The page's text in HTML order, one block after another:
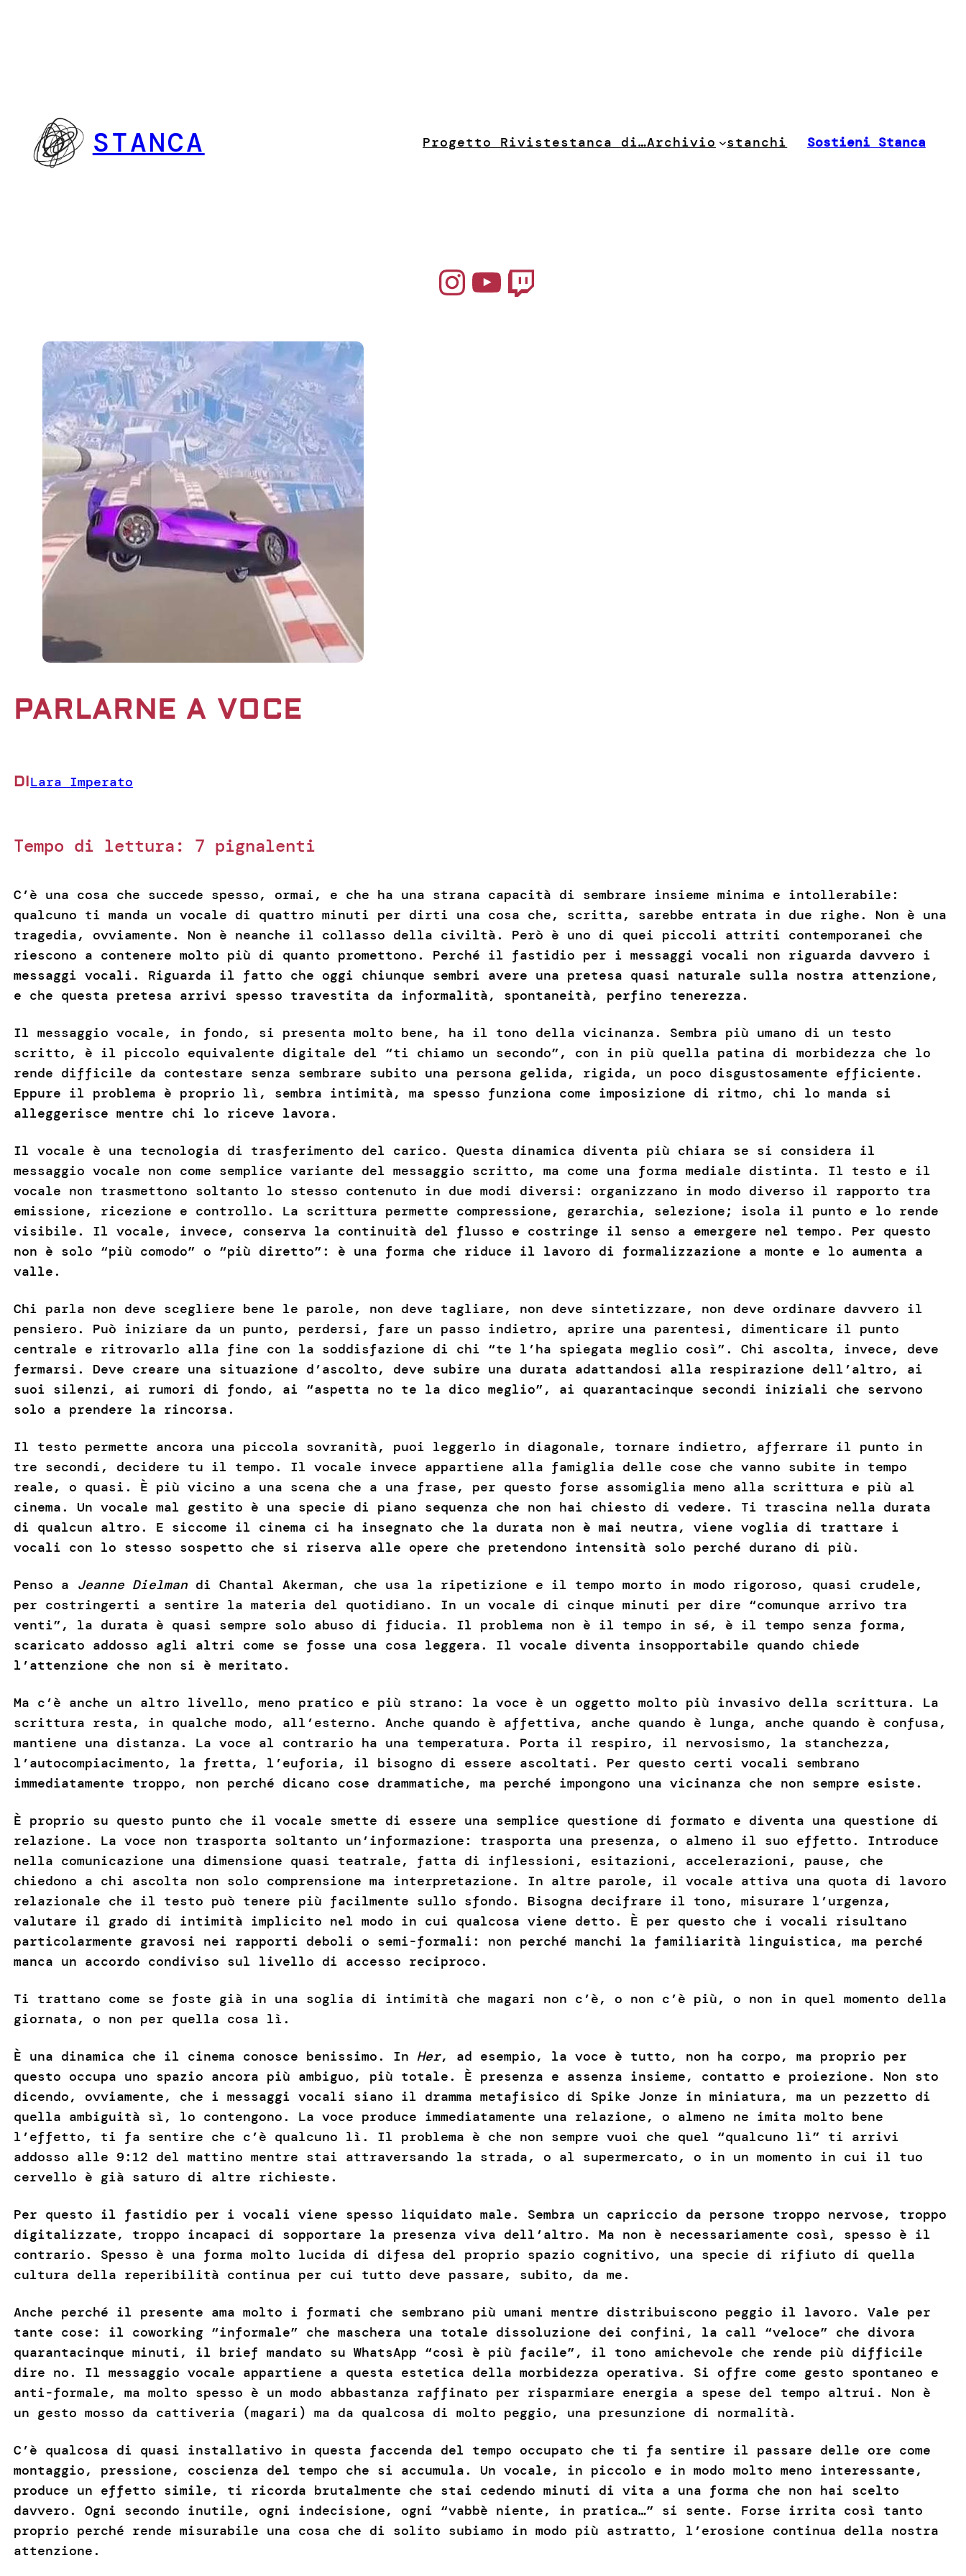
STANCA Progetto Rivistestanca di…Archivio stanchi Sostieni Stanca
Instagram YouTube Twitch
PARLARNE A VOCE
DILara Imperato
Tempo di lettura: 7 pignalenti
C’è una cosa che succede spesso, ormai, e che ha una strana capacità di sembrare insieme minima e intollerabile:
qualcuno ti manda un vocale di quattro minuti per dirti una cosa che, scritta, sarebbe entrata in due righe. Non è una
tragedia, ovviamente. Non è neanche il collasso della civiltà. Però è uno di quei piccoli attriti contemporanei che
riescono a contenere molto più di quanto promettono. Perché il fastidio per i messaggi vocali non riguarda davvero i
messaggi vocali. Riguarda il fatto che oggi chiunque sembri avere una pretesa quasi naturale sulla nostra attenzione,
e che questa pretesa arrivi spesso travestita da informalità, spontaneità, perfino tenerezza.
Il messaggio vocale, in fondo, si presenta molto bene, ha il tono della vicinanza. Sembra più umano di un testo
scritto, è il piccolo equivalente digitale del “ti chiamo un secondo”, con in più quella patina di morbidezza che lo
rende difficile da contestare senza sembrare subito una persona gelida, rigida, un poco disgustosamente efficiente.
Eppure il problema è proprio lì, sembra intimità, ma spesso funziona come imposizione di ritmo, chi lo manda si
alleggerisce mentre chi lo riceve lavora.
Il vocale è una tecnologia di trasferimento del carico. Questa dinamica diventa più chiara se si considera il
messaggio vocale non come semplice variante del messaggio scritto, ma come una forma mediale distinta. Il testo e il
vocale non trasmettono soltanto lo stesso contenuto in due modi diversi: organizzano in modo diverso il rapporto tra
emissione, ricezione e controllo. La scrittura permette compressione, gerarchia, selezione; isola il punto e lo rende
visibile. Il vocale, invece, conserva la continuità del flusso e costringe il senso a emergere nel tempo. Per questo
non è solo “più comodo” o “più diretto”: è una forma che riduce il lavoro di formalizzazione a monte e lo aumenta a
valle.
Chi parla non deve scegliere bene le parole, non deve tagliare, non deve sintetizzare, non deve ordinare davvero il
pensiero. Può iniziare da un punto, perdersi, fare un passo indietro, aprire una parentesi, dimenticare il punto
centrale e ritrovarlo alla fine con la soddisfazione di chi “te l’ha spiegata meglio così”. Chi ascolta, invece, deve
fermarsi. Deve creare una situazione d’ascolto, deve subire una durata adattandosi alla respirazione dell’altro, ai
suoi silenzi, ai rumori di fondo, ai “aspetta no te la dico meglio”, ai quarantacinque secondi iniziali che servono
solo a prendere la rincorsa.
Il testo permette ancora una piccola sovranità, puoi leggerlo in diagonale, tornare indietro, afferrare il punto in
tre secondi, decidere tu il tempo. Il vocale invece appartiene alla famiglia delle cose che vanno subite in tempo
reale, o quasi. È più vicino a una scena che a una frase, per questo forse assomiglia meno alla scrittura e più al
cinema. Un vocale mal gestito è una specie di piano sequenza che non hai chiesto di vedere. Ti trascina nella durata
di qualcun altro. E siccome il cinema ci ha insegnato che la durata non è mai neutra, viene voglia di trattare i
vocali con lo stesso sospetto che si riserva alle opere che pretendono intensità solo perché durano di più.
Penso a Jeanne Dielmandi Chantal Akerman, che usa la ripetizione e il tempo morto in modo rigoroso, quasi crudele,
per costringerti a sentire la materia del quotidiano. In un vocale di cinque minuti per dire “comunque arrivo tra
venti”, la durata è quasi sempre solo abuso di fiducia. Il problema non è il tempo in sé, è il tempo senza forma,
scaricato addosso agli altri come se fosse una cosa leggera. Il vocale diventa insopportabile quando chiede
l’attenzione che non si è meritato.
Ma c’è anche un altro livello, meno pratico e più strano: la voce è un oggetto molto più invasivo della scrittura. La
scrittura resta, in qualche modo, all’esterno. Anche quando è affettiva, anche quando è lunga, anche quando è confusa,
mantiene una distanza. La voce al contrario ha una temperatura. Porta il respiro, il nervosismo, la stanchezza,
l’autocompiacimento, la fretta, l’euforia, il bisogno di essere ascoltati. Per questo certi vocali sembrano
immediatamente troppo, non perché dicano cose drammatiche, ma perché impongono una vicinanza che non sempre esiste.
È proprio su questo punto che il vocale smette di essere una semplice questione di formato e diventa una questione di
relazione. La voce non trasporta soltanto un’informazione: trasporta una presenza, o almeno il suo effetto. Introduce
nella comunicazione una dimensione quasi teatrale, fatta di inflessioni, esitazioni, accelerazioni, pause, che
chiedono a chi ascolta non solo comprensione ma interpretazione. In altre parole, il vocale attiva una quota di lavoro
relazionale che il testo può tenere più facilmente sullo sfondo. Bisogna decifrare il tono, misurare l’urgenza,
valutare il grado di intimità implicito nel modo in cui qualcosa viene detto. È per questo che i vocali risultano
particolarmente gravosi nei rapporti deboli o semi-formali: non perché manchi la familiarità linguistica, ma perché
manca un accordo condiviso sul livello di accesso reciproco.
Ti trattano come se foste già in una soglia di intimità che magari non c’è, o non c’è più, o non in quel momento della
giornata, o non per quella cosa lì.
È una dinamica che il cinema conosce benissimo. In Her, ad esempio, la voce è tutto, non ha corpo, ma proprio per
questo occupa uno spazio ancora più ambiguo, più totale. È presenza e assenza insieme, contatto e proiezione. Non sto
dicendo, ovviamente, che i messaggi vocali siano il dramma metafisico di Spike Jonze in miniatura, ma un pezzetto di
quella ambiguità sì, lo contengono. La voce produce immediatamente una relazione, o almeno ne imita molto bene
l’effetto, ti fa sentire che c’è qualcuno lì. Il problema è che non sempre vuoi che quel “qualcuno lì” ti arrivi
addosso alle 9:12 del mattino mentre stai attraversando la strada, o al supermercato, o in un momento in cui il tuo
cervello è già saturo di altre richieste.
Per questo il fastidio per i vocali viene spesso liquidato male. Sembra un capriccio da persone troppo nervose, troppo
digitalizzate, troppo incapaci di sopportare la presenza viva dell’altro. Ma non è necessariamente così, spesso è il
contrario. Spesso è una forma molto lucida di difesa del proprio spazio cognitivo, una specie di rifiuto di quella
cultura della reperibilità continua per cui tutto deve passare, subito, da me.
Anche perché il presente ama molto i formati che sembrano più umani mentre distribuiscono peggio il lavoro. Vale per
tante cose: il coworking “informale” che maschera una totale dissoluzione dei confini, la call “veloce” che divora
quarantacinque minuti, il brief mandato su WhatsApp “così è più facile”, il tono amichevole che rende più difficile
dire no. Il messaggio vocale appartiene a questa estetica della morbidezza operativa. Si offre come gesto spontaneo e
anti-formale, ma molto spesso è un modo abbastanza raffinato per risparmiare energia a spese del tempo altrui. Non è
un gesto mosso da cattiveria (magari) ma da qualcosa di molto peggio, una presunzione di normalità.
C’è qualcosa di quasi installativo in questa faccenda del tempo occupato che ti fa sentire il passare delle ore come
montaggio, pressione, coscienza del tempo che si accumula. Un vocale, in piccolo e in modo molto meno interessante,
produce un effetto simile, ti ricorda brutalmente che stai cedendo minuti di vita a una forma che non hai scelto
davvero. Ogni secondo inutile, ogni indecisione, ogni “vabbè niente, in pratica…” si sente. Forse irrita così tanto
proprio perché rende misurabile una cosa che di solito subiamo in modo più astratto, l’erosione continua della nostra
attenzione.